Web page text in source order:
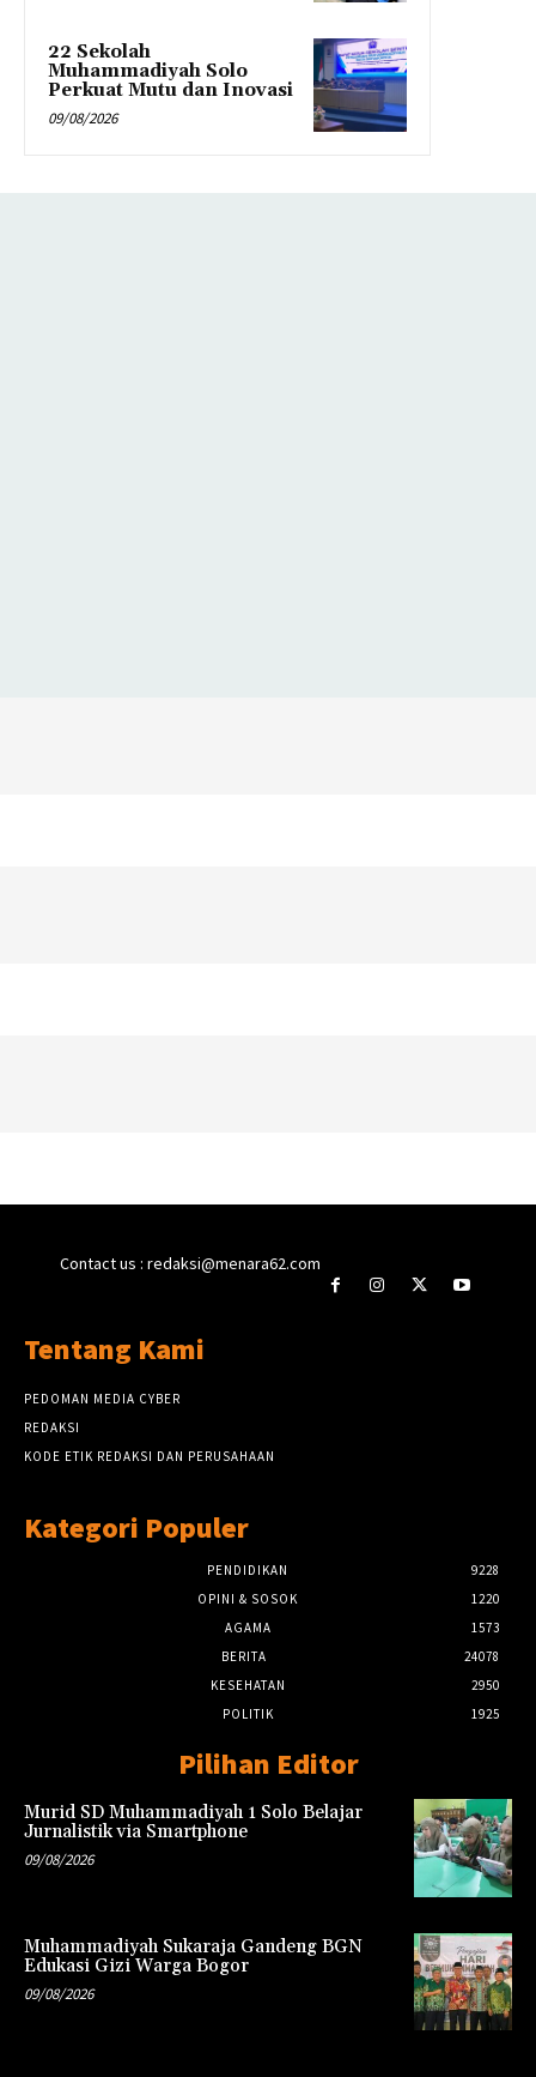
22 Sekolah
Muhammadiyah Solo
Perkuat Mutu dan Inovasi
09/08/2026
Contact us : redaksi@menara62.com
Tentang Kami
PEDOMAN MEDIA CYBER
REDAKSI
KODE ETIK REDAKSI DAN PERUSAHAAN
Kategori Populer
PENDIDIKAN
9228
OPINI & SOSOK
1220
AGAMA
1573
BERITA
24078
KESEHATAN
2950
POLITIK
1925
Pilihan Editor
Murid SD Muhammadiyah 1 Solo Belajar
Jurnalistik via Smartphone
09/08/2026
Muhammadiyah Sukaraja Gandeng BGN
Edukasi Gizi Warga Bogor
09/08/2026